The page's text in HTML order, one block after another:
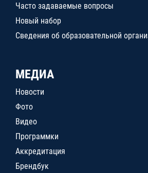
Часто задаваемые вопросы
Новый набор
Сведения об образовательной
МЕДИА
Новости
Фото
Видео
Программки
Аккредитация
Брендбук